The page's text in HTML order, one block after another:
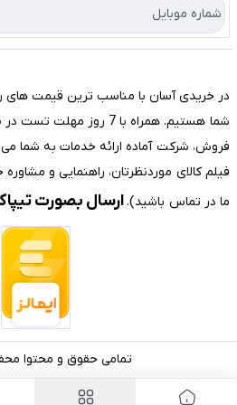
درباره ما
تماس با ما
راهنما
در خریدی آسان با مناسب ترین قیمت های
شما هستیم. همراه با 7
فروش، شرکت آماده ارائه خدمات به شما
ما در تماس باشید).ارسال بصورت
تمامی حقوق و محتوا